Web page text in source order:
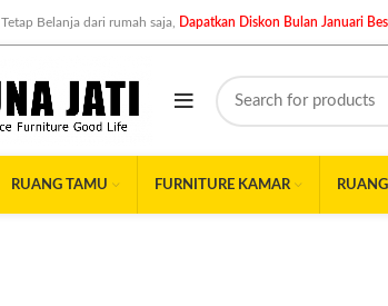
Tetap Belanja dari rumah saja, Dapatkan Diskon Bulan Januari
RUANG TAMU FURNITURE KAMAR